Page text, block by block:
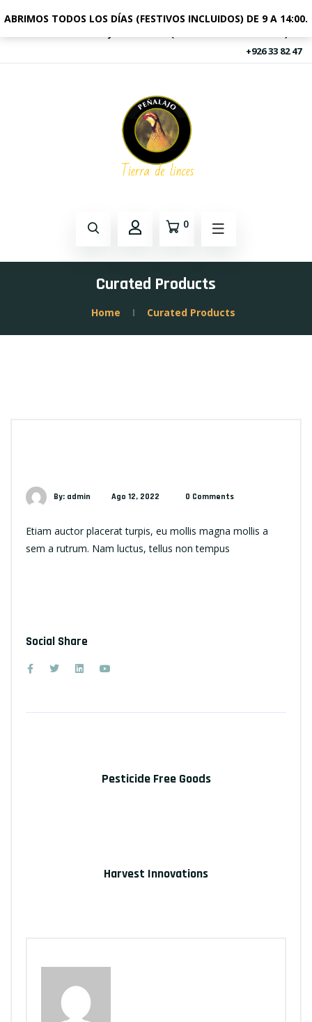
+926 33 82 47
0
Curated Products
Home Curated Products
By: admin Ago 12, 2022 0 Comments
Etiam auctor placerat turpis, eu mollis magna mollis a
sem a rutrum. Nam luctus, tellus non tempus
Social Share
Pesticide Free Goods
Harvest Innovations
ABRIMOS TODOS LOS DÍAS (FESTIVOS INCLUIDOS) DE 9 A 14:00.